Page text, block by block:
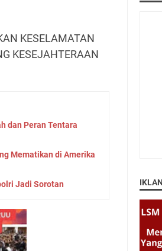
KESELAMATAN
KESEJAHTERAAN
dan Peran Tentara
Mematikan di Amerika
Jadi Sorotan